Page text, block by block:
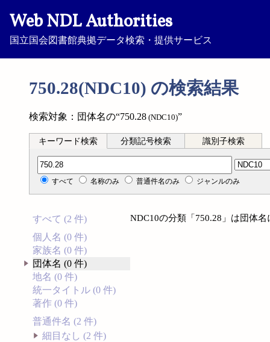
Web NDL Authorities
国立国会図書館典拠データ検索・提供サービス
750.28(NDC10) の検索結果
検索対象：団体名の“750.28 (NDC10)”
キーワード検索 分類記号検索 識別子検索
分類記号検索
すべて 名称のみ 普通件名のみ ジャンルのみ
すべて (2 件)
個人名 (0 件)
家族名 (0 件)
団体名 (0 件)
地名 (0 件)
統一タイトル (0 件)
著作 (0 件)
普通件名 (2 件)
細目なし (2 件)
NDC10の分類「750.28」は団体